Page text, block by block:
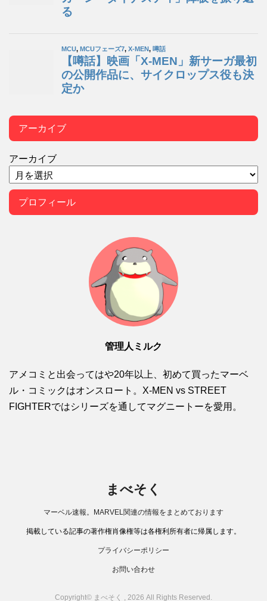
アーカイブ
アーカイブ
プロフィール
管理人ミルク
アメコミと出会ってはや20年以上、初めて買ったマーベ
ル・コミックはオンスロート。X-MEN vs STREET
FIGHTERではシリーズを通してマグニートーを愛用。
まべそく
マーベル速報。MARVEL関連の情報をまとめております
掲載している記事の著作権肖像権等は各権利所有者に帰属します。
プライバシーポリシー
お問い合わせ
Copyright© まべそく , 2026 All Rights Reserved.